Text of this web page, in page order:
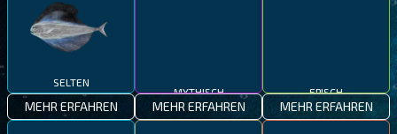
SELTEN
MEHR ERFAHREN
MYTHISCH
MEHR ERFAHREN
EPISCH
MEHR ERFAHREN